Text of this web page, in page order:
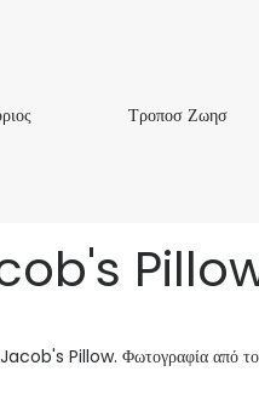
Τροποσ Ζωησ
Pillow
Pillow. Φωτογραφία από